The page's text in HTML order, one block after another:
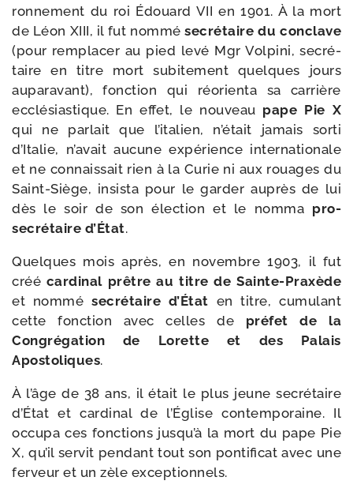
ron­ne­ment du roi Édouard VII en 1901. À la mort
de Léon XIII, il fut nom­mé secré­taire du conclave
(pour rem­pla­cer au pied levé Mgr Volpini, secré­
taire en titre mort subi­te­ment quelques jours
aupa­ra­vant), fonc­tion qui réorien­ta sa car­rière
ecclé­sias­tique. En effet, le nou­veau pape Pie X
qui ne par­lait que l’i­ta­lien, n’é­tait jamais sor­ti
d’Italie, n’a­vait aucune expé­rience inter­na­tio­nale
et ne connais­sait rien à la Curie ni aux rouages du
Saint-​Siège, insis­ta pour le gar­der auprès de lui
dès le soir de son élec­tion et le nom­ma pro-​
secrétaire d’État.
Quelques mois après, en novembre 1903, il fut
créé car­di­nal prêtre au titre de Sainte-​Praxède
et nom­mé secré­taire d’État en titre, cumu­lant
cette fonc­tion avec celles de pré­fet de la
Congrégation de Lorette et des Palais
Apostoliques.
À l’âge de 38 ans, il était le plus jeune secré­taire
d’État et car­di­nal de l’Église contem­po­raine. Il
occu­pa ces fonc­tions jus­qu’à la mort du pape Pie
X, qu’il ser­vit pen­dant tout son pon­ti­fi­cat avec une
fer­veur et un zèle exceptionnels.